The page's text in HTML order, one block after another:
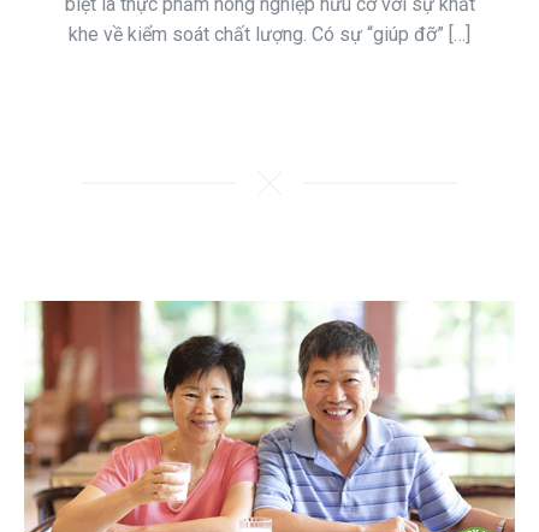
khe về kiểm soát chất lượng. Có sự “giúp đỡ” […]